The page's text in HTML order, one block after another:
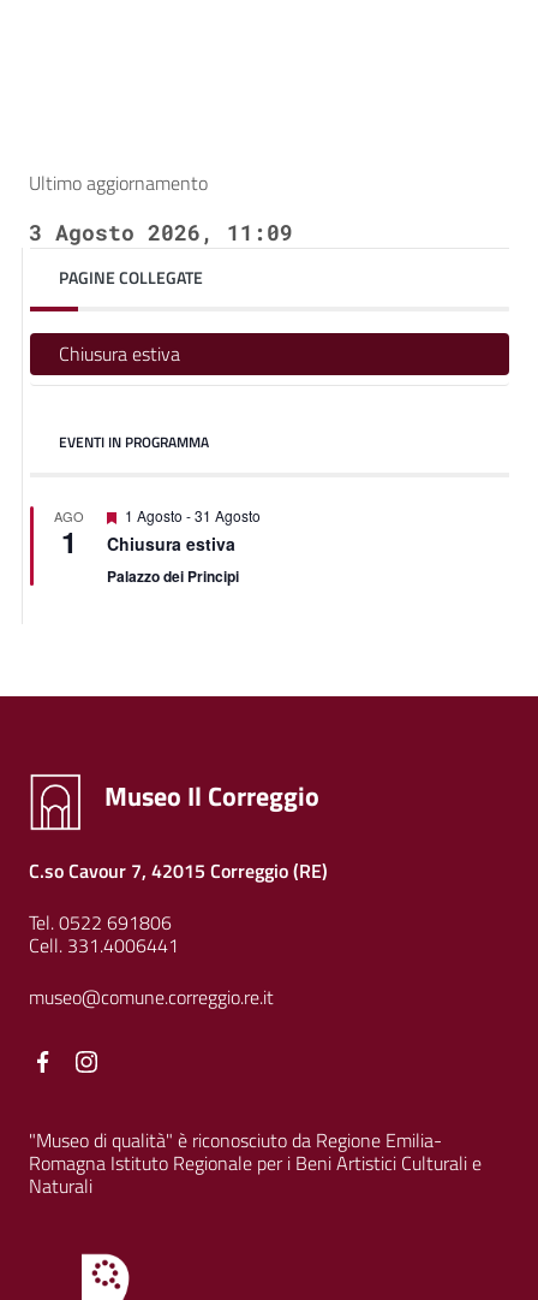
Ultimo aggiornamento
3 Agosto 2026, 11:09
PAGINE COLLEGATE
Chiusura estiva
EVENTI IN PROGRAMMA
AGO
1
Segnalati
1 Agosto -31 Agosto
Chiusura estiva
Palazzo dei Principi
Museo Il Correggio
C.so Cavour 7, 42015 Correggio (RE)
Tel. 0522 691806
Cell. 331.4006441
museo@comune.correggio.re.it
Facebook
"Museo di qualità" è riconosciuto da Regione Emilia-
Romagna Istituto Regionale per i Beni Artistici Culturali e
Naturali